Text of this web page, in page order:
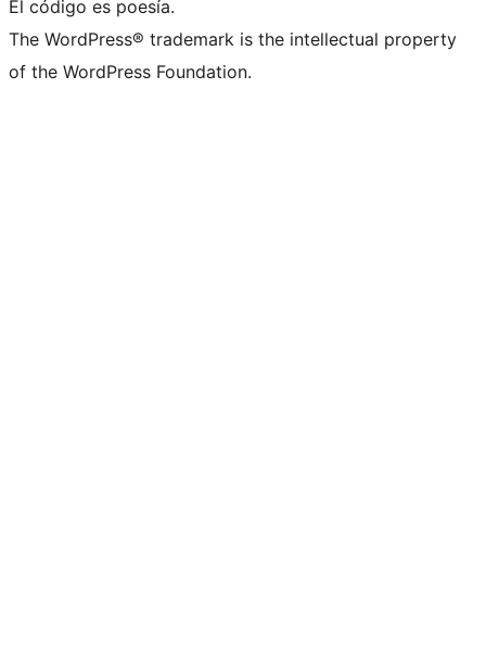
El código es poesía.
The WordPress® trademark is the intellectual property
of the WordPress Foundation.